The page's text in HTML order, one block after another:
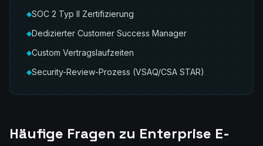
◆SOC 2 Typ II Zertifizierung
◆Dedizierter Customer Success Manager
◆Custom Vertragslaufzeiten
◆Security-Review-Prozess (VSAQ/CSA STAR)
Häufige Fragen zu Enterprise E-